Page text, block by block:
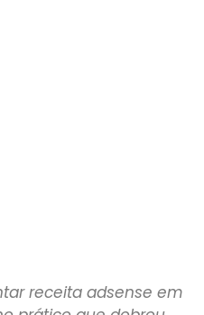
receita adsense em